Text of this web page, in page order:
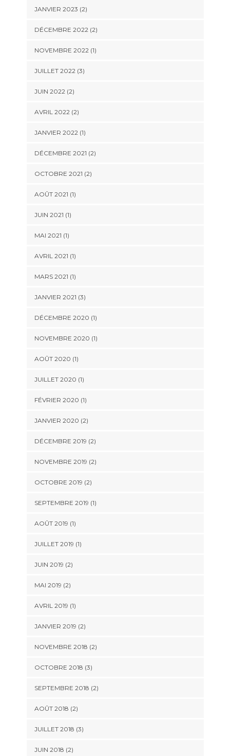
JANVIER 2023 (2)
DÉCEMBRE 2022(2)
NOVEMBRE 2022(1)
JUILLET 2022(3)
JUIN 2022(2)
AVRIL 2022(2)
JANVIER 2022(1)
DÉCEMBRE 2021 (2)
OCTOBRE 2021 (2)
AOÛT 2021 (1)
JUIN 2021 (1)
MAI 2021 (1)
AVRIL 2021 (1)
MARS 2021 (1)
JANVIER 2021 (3)
DÉCEMBRE 2020 (1)
NOVEMBRE 2020 (1)
AOÛT 2020 (1)
JUILLET 2020 (1)
FÉVRIER 2020 (1)
JANVIER 2020 (2)
DÉCEMBRE 2019 (2)
NOVEMBRE 2019 (2)
OCTOBRE 2019 (2)
SEPTEMBRE 2019 (1)
AOÛT 2019 (1)
JUILLET 2019 (1)
JUIN 2019 (2)
MAI 2019 (2)
AVRIL 2019 (1)
JANVIER 2019 (2)
NOVEMBRE 2018 (2)
OCTOBRE 2018 (3)
SEPTEMBRE 2018 (2)
AOÛT 2018 (2)
JUILLET 2018 (3)
JUIN 2018 (2)